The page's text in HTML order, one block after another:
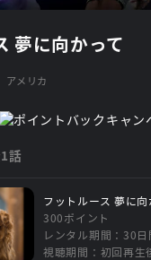
夢に向かって
アメリカ
話
フットルース 夢に向
300ポイント
レンタル期間：30日
視聴期間：初回再生